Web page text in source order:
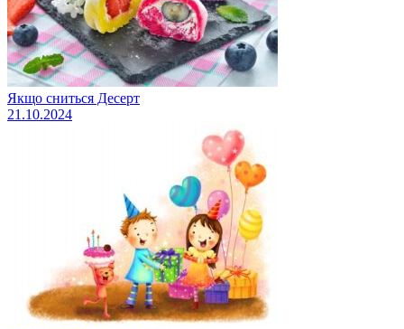
Якщо сниться Десерт
21.10.2024